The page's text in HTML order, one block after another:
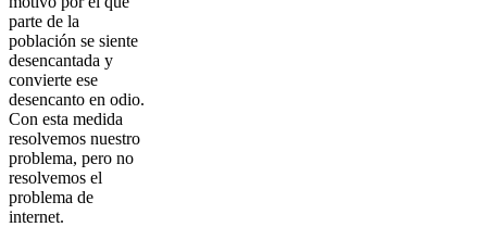
parte de la
población se siente
desencantada y
convierte ese
desencanto en odio.
Con esta medida
resolvemos nuestro
problema, pero no
resolvemos el
problema de
internet.